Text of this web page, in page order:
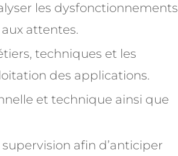
les dysfonctionnements
attentes.
techniques et les
des applications.
et technique ainsi que
afin d’anticiper